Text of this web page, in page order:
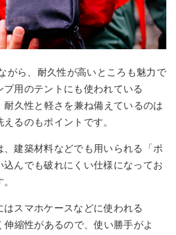
がら、耐久性が高いところも魅力で
用のテントにも使われている
耐久性と軽さを兼ね備えているのは
るのもポイントです。
建築材料などでも用いられる「ポ
込んでも破れにくい仕様になってお
スマホケースなどに使われる
伸縮性があるので、使い勝手がよ